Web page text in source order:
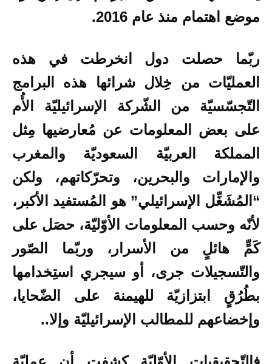
موضع اهتمام منذ عام 2016.
ربّما حصلت دول انخرطت في هذه
العمليّات من خِلال شرائها هذه البرامج
التّجسّسيّة من الشّركة الإسرائيليّة الأُم
على بعض المعلومات عن مُعارضيها مِثل
المملكة العربيّة السعوديّة والمغرب
والإمارات والبحرين، وتحرّكاتهم، ولكن
“المُشَغِّل الإسرائيلي” هو المُستفيد الأكبر،
لأنّه وحسب المعلومات الأوّليّة، حصَل على
كَمٍّ هائلٍ من الأسرار، وربّما الصّور
والتّسجيلات جرى، أو سيجري استِخدامها
بطُرُقٍ ابتزازيّة للهيمنة على الضّحايا،
وإخضاعهم للمطالب الإسرائيليّة وإلا..